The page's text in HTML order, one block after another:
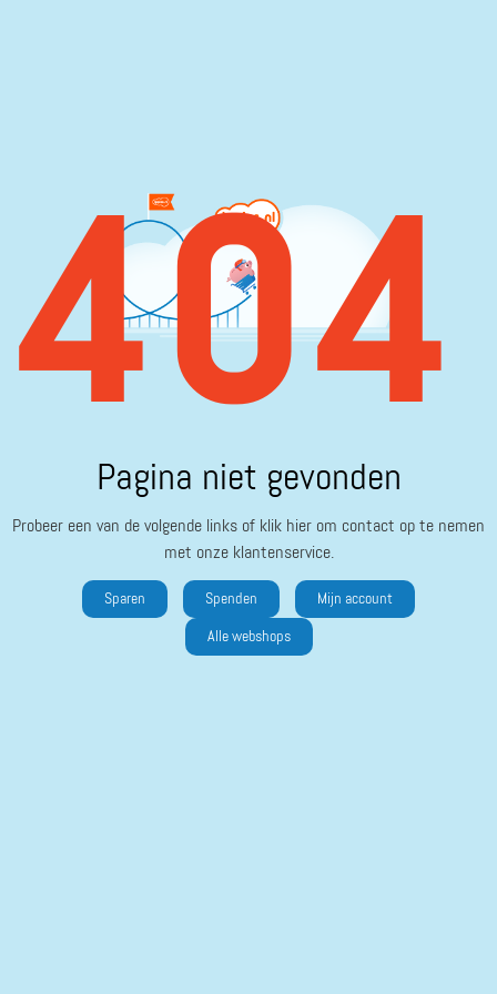
404
Pagina niet gevonden
Probeer een van de volgende links of klik hier om contact op te nemen
met onze klantenservice.
Sparen Spenden Mijn account
Alle webshops